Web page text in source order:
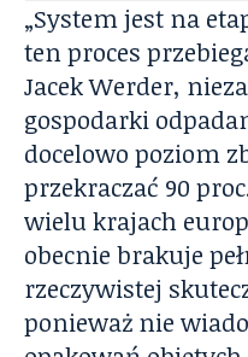
„System jest na
ten proces
Jacek Werder,
gospodarki
docelowo poziom
przekraczać 90
wielu krajach
obecnie brakuje
rzeczywistej
ponieważ nie